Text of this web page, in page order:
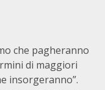
che pagheranno
di maggiori
insorgeranno”.